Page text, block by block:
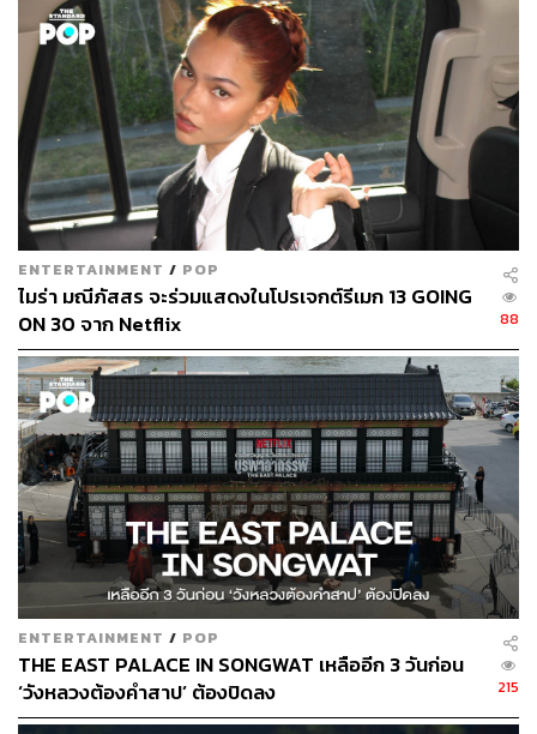
อย่างที่สองเป็นภาคตรงข้ามของพี่น้องทั้งสามคือความ ‘เซ่อ
ซ่า’ น่าหงุดหงิดของตัวละครผู้ใหญ่ทุกตัวในเรื่อง ทั้งการ
ตัดสินใจที่ผิดพลาดซ้ำไปซ้ำมา การปลอมตัวห่วยๆ ที่ดันไม่มี
ใครดูออก (ยกเว้นเด็กๆ) ความกลัวที่ไม่สมเหตุสมผล การ
หมกมุ่นอยู่กับชื่อเสียง ฯลฯ ถ้ามองตามเนื่อเรื่อง ความ
บกพร่องเหล่านี้คือปัจจัยที่ทำให้เกิดเรื่องโชคร้ายให้เด็กๆ ได้
แสดงความสามารถในการแก้ปัญหา แต่ถ้ามองให้ลึกลงไป
กว่านั้น นี่คือตลกร้ายสะท้อนภาพของผู้ใหญ่ในชีวิตจริงที่
วางตัวอยู่เหนือเด็กๆ และคอยบงการทุกอย่างด้วยความคิดที่
ว่าเป็นเด็กต้องเชื่อฟังผู้ใหญ่ แล้วสิ่งที่ดีจะตามมา แต่สุดท้าย
แล้วกลับเป็นความคิดเหล่านั้นเองที่ย้อนกลับมาทำให้เด็กๆ
ไม่มีวันได้พบกับ ‘โชคดี’ เสียที
จุดเด่นอย่างที่สามคือการให้เวลากับการเล่าเรื่องในซีรีส์ด้วย
จำนวน 2 ตอนต่อหนังสือ 1 เล่ม (ซีซันที่ 2 สร้างจากหนังสือ
เล่มที่ 5-9 จากทั้งหมด 13 เล่ม) ทำให้สามารถเก็บรายละเอียด
ตามหนังสือได้ค่อนข้างดี มีเวลาในการเล่าความสัมพันธ์ของ
ตัวละครและรายละเอียดเล็กๆ น้อยๆ ที่เป็นเสน่ห์ของหนังสือ
ชุดนี้ได้เกือบครบ (บางจุดทำให้เราเข้าใจสัญลักษณ์บางอย่าง
ในหนังสือมากขึ้นด้วย) ยิ่งถ้าเป็นแฟนหนังสือชุดนี้อยู่แล้วก็ไม่
น่าผิดหวัง
แต่ปัญหาอย่างหนึ่งที่ทำให้หลายคนทนดูได้ไม่จบก็คือไม่
สามารถอดทนต่อความน่าหงุดหงิดของบรรดาตัวละคร
ผู้ใหญ่ทุกตัวได้จริงๆ แต่เชื่อเถอะว่าถ้าสามารถผ่านจุดนั้นไป
ENTERTAINMENT / POP
ไมร่า มณีภัสสร จะร่วมแสดงในโปรเจกต์รีเมก 13 GOING
ON 30 จาก Netflix
88
ENTERTAINMENT / POP
THE EAST PALACE IN SONGWAT เหลืออีก 3 วันก่อน
‘วังหลวงต้องคำสาป’ ต้องปิดลง
215